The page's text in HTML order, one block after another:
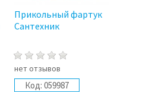
Прикольный фартук
Сантехник
нет отзывов
Код: 059987